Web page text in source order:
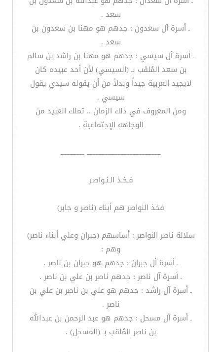
سعد .
ـ أسرة آل سعدون : جدهم هو مهنا بن سعدون بن
سعد .
ـ أسرة آل سيسي : جدهم هو مهنا بن راشد بن سالم
بن سعد المُلقب بـ (السيسي) لأن أحد عبيده كان
لايجيد العربية جيداً وبدلاً من أن يقوله سيدي يقول
سيسي .
ومن المعروف في ذلك الزمان .. تملك العبيد من
الوجاهه الإجتماعية .
ــــــــــــــــــــــــــــــــــــــــــــــــــ ــــــــــــــــ
فـخـذ الـنـواصـر
فخذ النواصر هم أبناء (ناصر و جابر)
سلالة ناصر النواصر : أساسهم (جبران وعلي أبناء ناصر)
وهم :
ـ أسرة آل جبران : جدهم هو جبران بن ناصر .
ـ أسرة آل ناصر : جدهم ناصر بن علي بن ناصر .
ـ أسرة آل راشد : جدهم هو علي بن ناصر بن علي بن
ناصر .
ـ أسرة آل مسحل : جدهم هو عبد الرحمن بن عبدالله
بن ناصر المُلقب بـ (المسحل) .